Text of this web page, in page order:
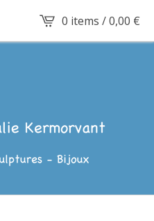
0 items /0,00 €